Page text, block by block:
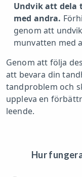
Undvik att dela
med andra.
genom att
munvatten med
Genom att följa
att bevara din
tandproblem och
uppleva en
leende.
Hur